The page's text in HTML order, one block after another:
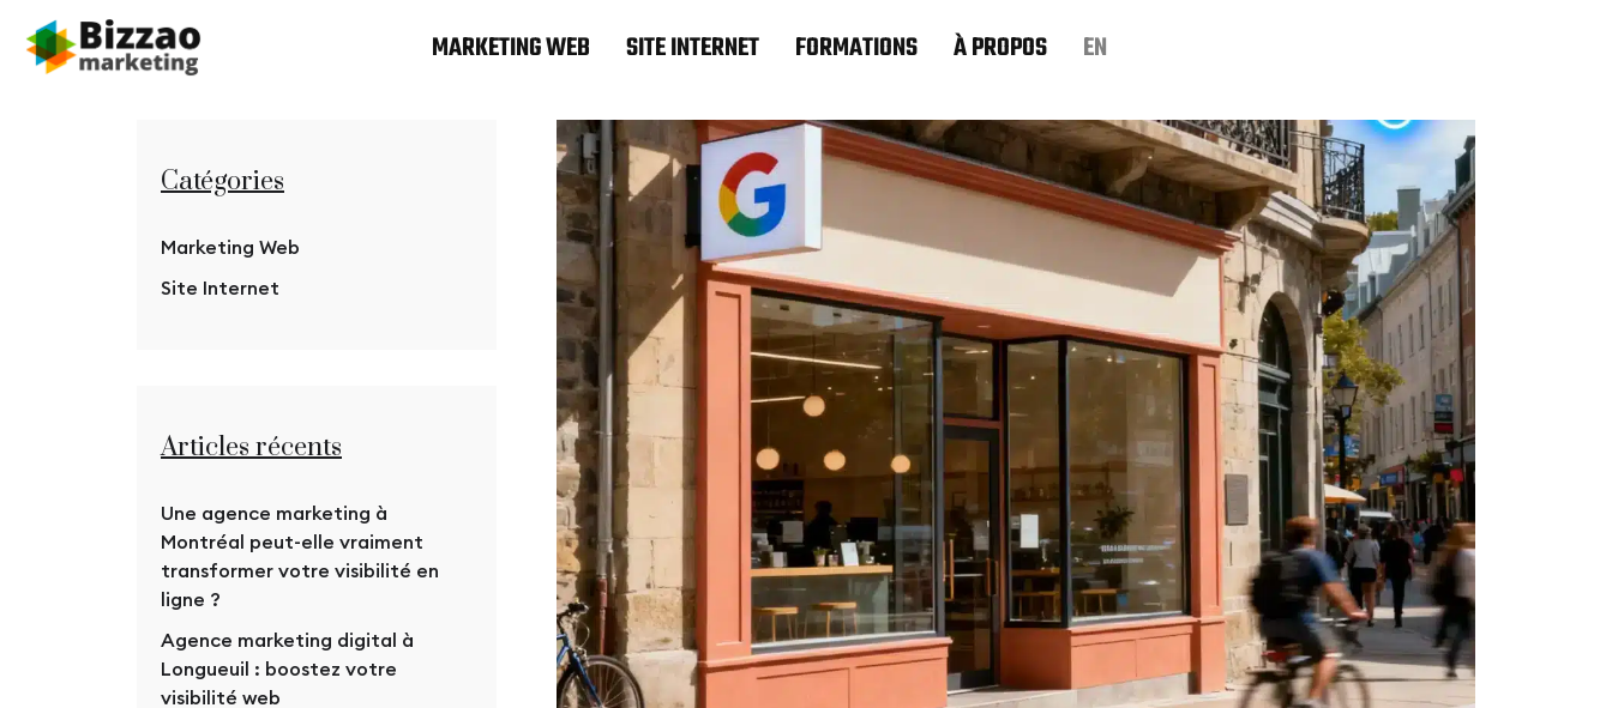
MARKETING WEB SITE INTERNET FORMATIONS À PROPOS EN
Catégories
Marketing Web
Site Internet
Articles récents
Une agence marketing à
Montréal peut-elle vraiment
transformer votre visibilité en
ligne ?
Agence marketing digital à
Longueuil : boostez votre
visibilité web